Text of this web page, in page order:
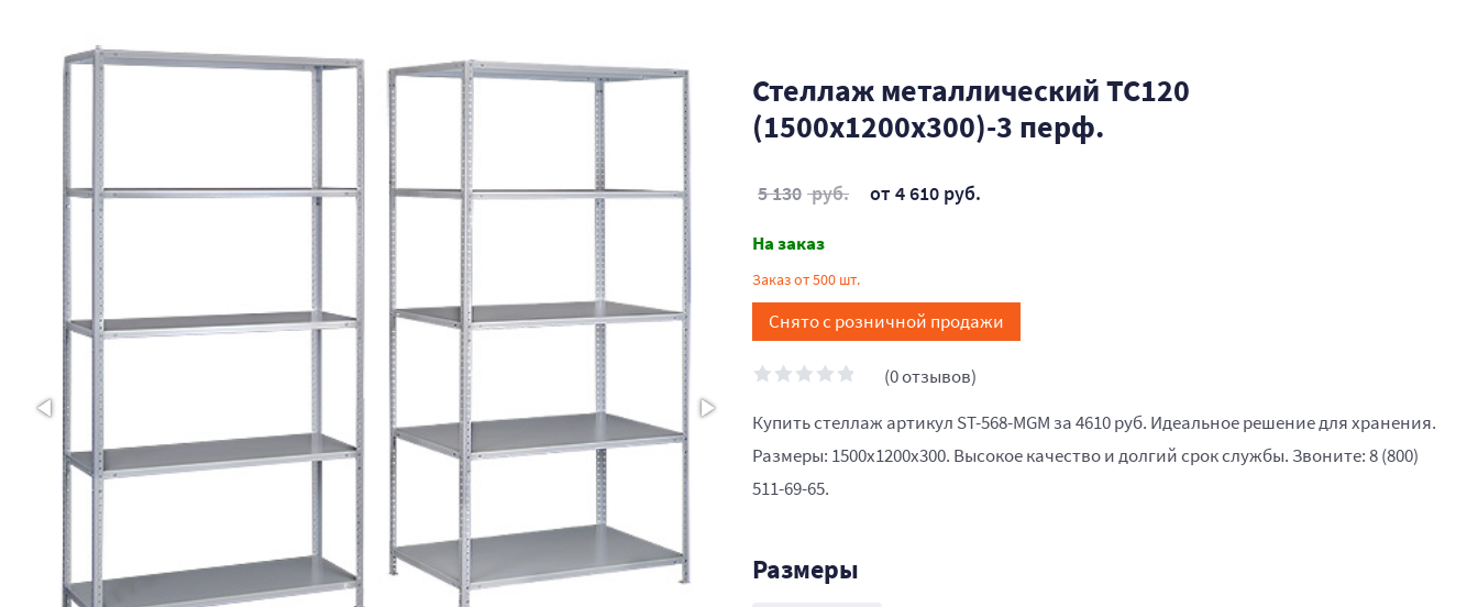
Стеллаж металлический ТС120
(1500х1200х300)-3 перф.
5 130 руб. от 4 610 руб.
На заказ
Заказ от 500 шт.
Снято с розничной продажи
(0 отзывов)
Купить стеллаж артикул ST-568-MGM за 4610 руб. Идеальное решение для хранения.
Размеры: 1500х1200х300. Высокое качество и долгий срок службы. Звоните: 8 (800)
511-69-65.
Размеры